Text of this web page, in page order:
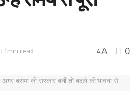
1min read AA 0